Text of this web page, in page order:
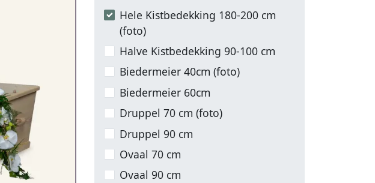
Hele Kistbedekking 180-200 cm
(foto)
Halve Kistbedekking 90-100 cm
Biedermeier 40cm (foto)
Biedermeier 60cm
Druppel 70 cm (foto)
Druppel 90 cm
Ovaal 70 cm
Ovaal 90 cm